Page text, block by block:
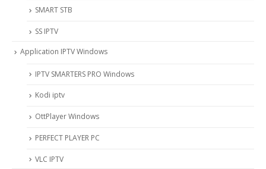
SMART STB
SS IPTV
Application IPTV Windows
IPTV SMARTERS PRO Windows
Kodi iptv
OttPlayer Windows
PERFECT PLAYER PC
VLC IPTV